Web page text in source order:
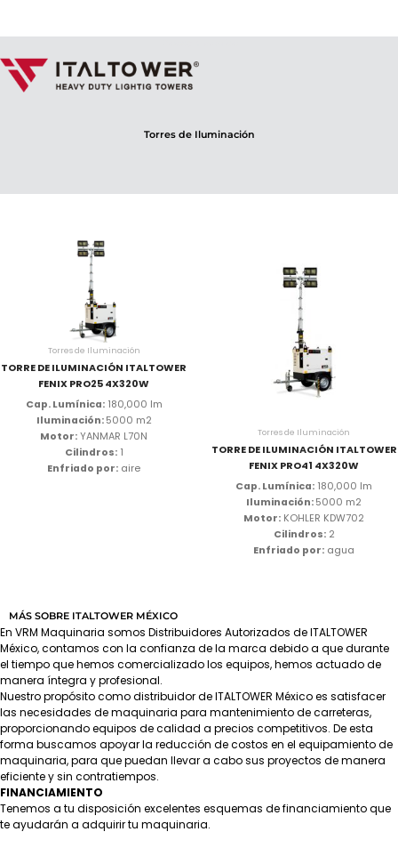
Torres de Iluminación
Torres de Iluminación
TORRE DE ILUMINACIÓN ITALTOWER
FENIX PRO25 4X320W
Cap. Lumínica:180,000 lm
Iluminación: 5000 m2
Motor: YANMAR L70N
Cilindros:1
Enfriado por: aire
Torres de Iluminación
TORRE DE ILUMINACIÓN ITALTOWER
FENIX PRO41 4X320W
Cap. Lumínica: 180,000 lm
Iluminación: 5000 m2
Motor: KOHLER KDW702
Cilindros:2
Enfriado por: agua
MÁS SOBRE ITALTOWER MÉXICO
En VRM Maquinaria somos Distribuidores Autorizados de ITALTOWER
México, contamos con la confianza de la marca debido a que durante
el tiempo que hemos comercializado los equipos, hemos actuado de
manera íntegra y profesional.
Nuestro propósito como distribuidor de ITALTOWER México es satisfacer
las necesidades de maquinaria para mantenimiento de carreteras,
proporcionando equipos de calidad a precios competitivos. De esta
forma buscamos apoyar la reducción de costos en el equipamiento de
maquinaria, para que puedan llevar a cabo sus proyectos de manera
eficiente y sin contratiempos.
FINANCIAMIENTO
Tenemos a tu disposición excelentes esquemas de financiamiento que
te ayudarán a adquirir tu maquinaria.